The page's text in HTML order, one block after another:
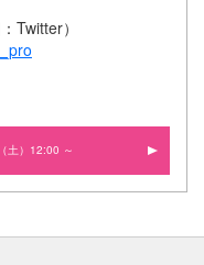
Twitter）
土）12:00 ～